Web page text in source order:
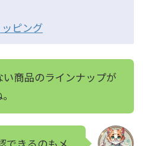
ピング
い商品のラインナップが